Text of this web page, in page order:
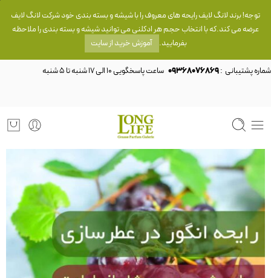
توجه! برند لانگ لایف رایحه های معروف را با شیشه و بسته بندی خود شرکت لانگ لایف
عرضه می کند.که با انتخاب حجم هر ادکلنی می توانید شیشه و بسته بندی را ملاحظه
بفرمایید. آموزش خرید از سایت
شماره پشتیبانی :09368076869